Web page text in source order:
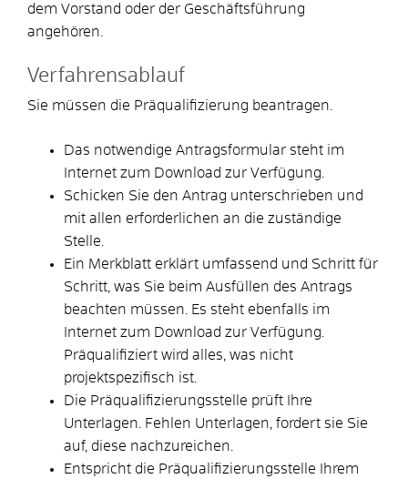
dem Vorstand oder der Geschäftsführung
angehören.
Verfahrensablauf
Sie müssen die Präqualifizierung beantragen.
Das notwendige Antragsformular steht im
Internet zum Download zur Verfügung.
Schicken Sie den Antrag unterschrieben und
mit allen erforderlichen an die zuständige
Stelle.
Ein Merkblatt erklärt umfassend und Schritt für
Schritt, was Sie beim Ausfüllen des Antrags
beachten müssen. Es steht ebenfalls im
Internet zum Download zur Verfügung.
Präqualifiziert wird alles, was nicht
projektspezifisch ist.
Die Präqualifizierungsstelle prüft Ihre
Unterlagen. Fehlen Unterlagen, fordert sie Sie
auf, diese nachzureichen.
Entspricht die Präqualifizierungsstelle Ihrem